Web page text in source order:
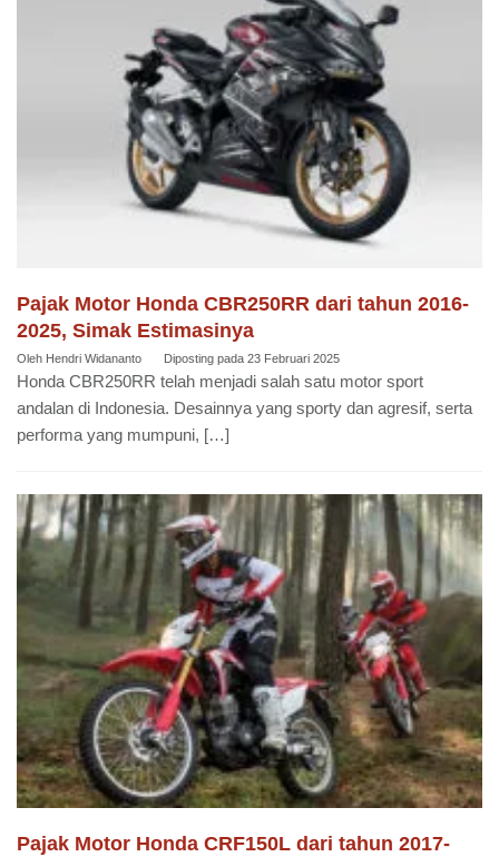
Pajak Motor Honda CBR250RR dari tahun 2016-
2025, Simak Estimasinya
Oleh Hendri Widananto Diposting pada 23 Februari 2025
Honda CBR250RR telah menjadi salah satu motor sport
andalan di Indonesia. Desainnya yang sporty dan agresif, serta
performa yang mumpuni, […]
Pajak Motor Honda CRF150L dari tahun 2017-